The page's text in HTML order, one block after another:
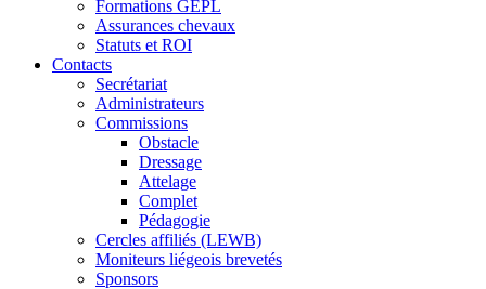
Formations GEPL
Assurances chevaux
Statuts et ROI
Contacts
Secrétariat
Administrateurs
Commissions
Obstacle
Dressage
Attelage
Complet
Pédagogie
Cercles affiliés (LEWB)
Moniteurs liégeois brevetés
Sponsors